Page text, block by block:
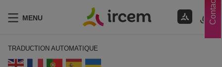
Contacts
MENU
TRADUCTION AUTOMATIQUE